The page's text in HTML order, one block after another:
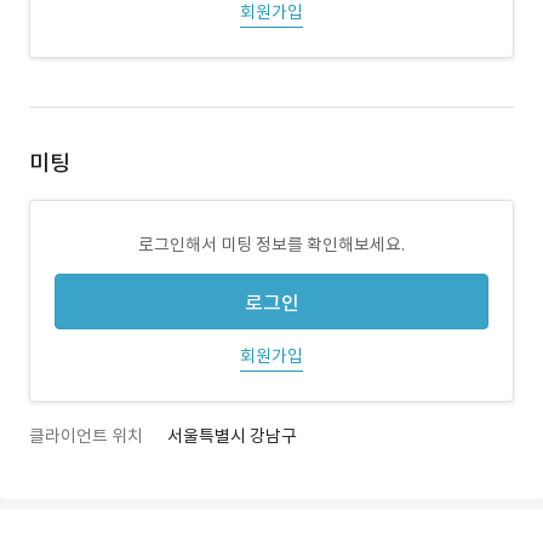
회원가입
미팅
로그인해서 미팅 정보를 확인해보세요.
로그인
회원가입
클라이언트 위치 서울특별시 강남구